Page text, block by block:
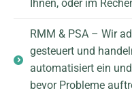
Ihnen, oder im
RMM & PSA – Wir
gesteuert und
automatisiert ein
bevor Probleme